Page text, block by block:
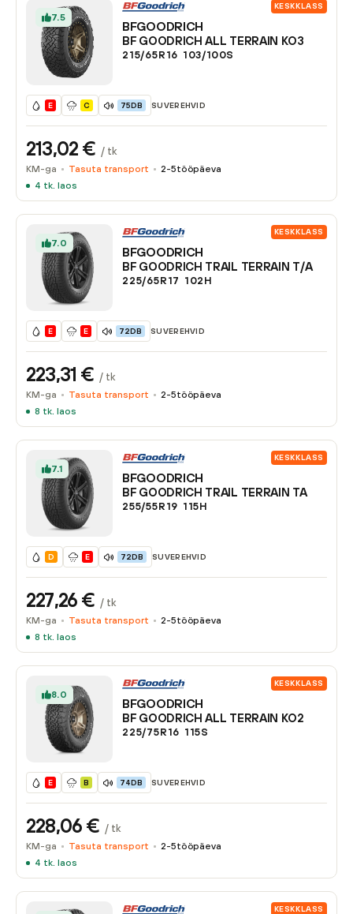
7.5
KESKKLASS
BFGOODRICH
BF GOODRICH ALL TERRAIN KO3
215/65R16 103/100S
E C 75DB SUVEREHVID
213,02 € / tk
KM-ga Tasuta transport 2-5tööpäeva
4 tk. laos
7.0
KESKKLASS
BFGOODRICH
BF GOODRICH TRAIL TERRAIN T/A
225/65R17 102 H
E E 72DB SUVEREHVID
223,31 € / tk
KM-ga Tasuta transport 2-5tööpäeva
8 tk. laos
7.1
KESKKLASS
BFGOODRICH
BF GOODRICH TRAIL TERRAIN TA
255/55R19 115H
D E 72DB SUVEREHVID
227,26 € / tk
KM-ga Tasuta transport 2-5tööpäeva
8 tk. laos
8.0
KESKKLASS
BFGOODRICH
BF GOODRICH ALL TERRAIN KO2
225/75R16 115S
E B 74DB SUVEREHVID
228,06 € / tk
KM-ga Tasuta transport 2-5tööpäeva
4 tk. laos
KESKKLASS